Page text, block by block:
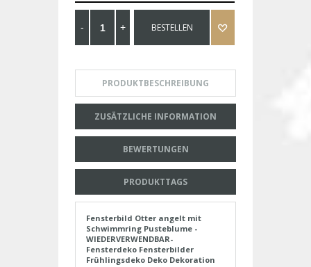
BESTELLEN
PRODUKTBESCHREIBUNG
ZUSÄTZLICHE INFORMATION
BEWERTUNGEN
PRODUKTTAGS
Fensterbild Otter angelt mit
Schwimmring Pusteblume -
WIEDERVERWENDBAR-
Fensterdeko Fensterbilder
Frühlingsdeko Deko Dekoration